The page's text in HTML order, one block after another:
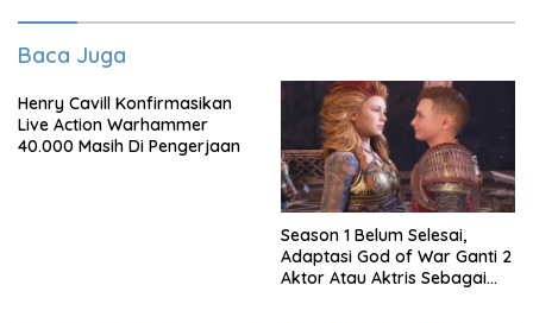
Baca Juga
Henry Cavill Konfirmasikan
Live Action Warhammer
40.000 Masih Di Pengerjaan
Season 1 Belum Selesai,
Adaptasi God of War Ganti 2
Aktor Atau Aktris Sebagai